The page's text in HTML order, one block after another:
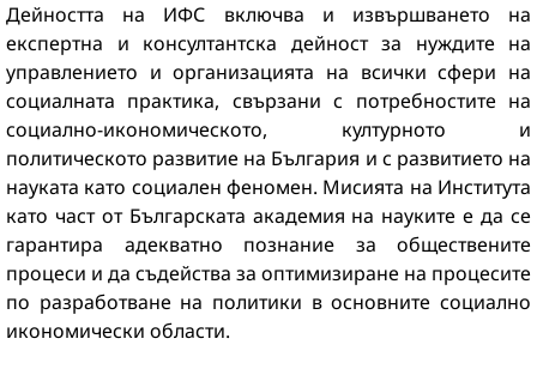
Дейността на ИФС включва и извършването на
експертна и консултантска дейност за нуждите на
управлението и организацията на всички сфери на
социалната практика, свързани с потребностите на
социално-икономическото, културното и
политическото развитие на България и с развитието на
науката като социален феномен. Мисията на Института
като част от Българската академия на науките е да се
гарантира адекватно познаниe за обществените
процеси и да съдейства за оптимизиране на процесите
по разработване на политики в основните социално
икономически области.